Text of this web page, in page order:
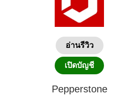
อ่านรีวิว
เปิดบัญชี
Pepperstone